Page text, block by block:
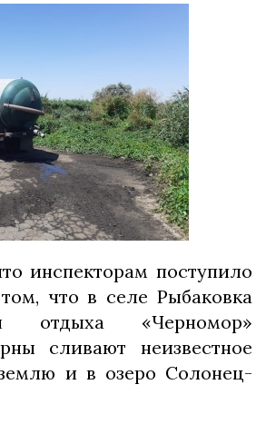
инспекторам поступило
что в селе Рыбаковка
отдыха «Черномор»
сливают неизвестное
и в озеро Солонец-